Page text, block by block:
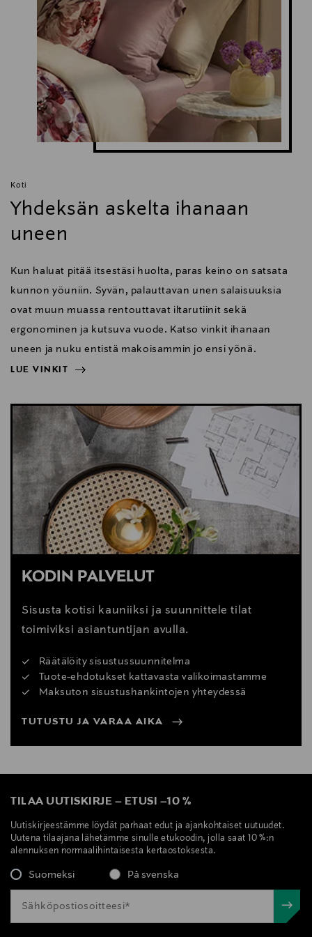
Koti
Yhdeksän askelta ihanaan
uneen
Kun haluat pitää itsestäsi huolta, paras keino on satsata
kunnon yöuniin. Syvän, palauttavan unen salaisuuksia
ovat muun muassa rentouttavat iltarutiinit sekä
ergonominen ja kutsuva vuode. Katso vinkit ihanaan
uneen ja nuku entistä makoisammin jo ensi yönä.
LUE VINKIT
LUE VINKIT
KODIN PALVELUT
Sisusta kotisi kauniiksi ja suunnittele tilat
toimiviksi asiantuntijan avulla.
Räätälöity sisustussuunnitelma
Tuote-ehdotukset kattavasta valikoimastamme
Maksuton sisustushankintojen yhteydessä
TUTUSTU JA VARAA AIKA
TILAA UUTISKIRJE – ETUSI –10 %
Uutiskirjeestämme löydät parhaat edut ja ajankohtaiset uutuudet.
Uutena tilaajana lähetämme sinulle etukoodin, jolla saat 10 %:n
alennuksen normaalihintaisesta kertaostoksesta.
Suomeksi På svenska